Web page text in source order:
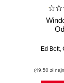
Ed Bott,
(49,50 zł